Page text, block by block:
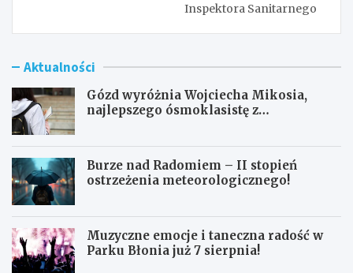
Inspektora Sanitarnego
Aktualności
Gózd wyróżnia Wojciecha Mikosia,
najlepszego ósmoklasistę z
Burze nad Radomiem – II stopień
ostrzeżenia meteorologicznego!
Muzyczne emocje i taneczna radość w
Parku Błonia już 7 sierpnia!